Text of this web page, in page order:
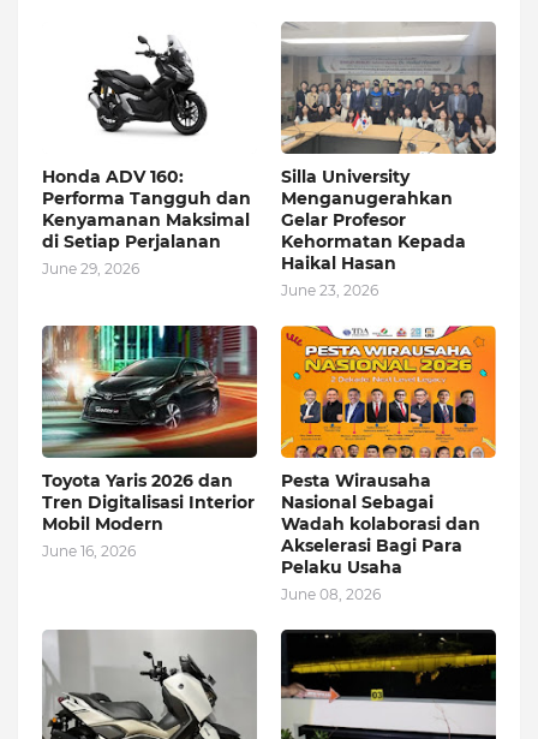
Honda ADV 160:
Performa Tangguh dan
Kenyamanan Maksimal
di Setiap Perjalanan
June 29, 2026
Silla University
Menganugerahkan
Gelar Profesor
Kehormatan Kepada
Haikal Hasan
June 23, 2026
Toyota Yaris 2026 dan
Tren Digitalisasi Interior
Mobil Modern
June 16, 2026
Pesta Wirausaha
Nasional Sebagai
Wadah kolaborasi dan
Akselerasi Bagi Para
Pelaku Usaha
June 08, 2026